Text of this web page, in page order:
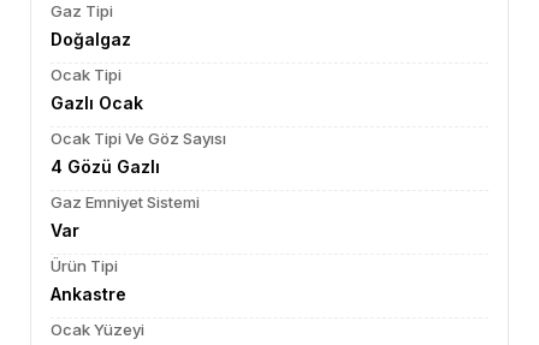
Gaz Tipi
Doğalgaz
Ocak Tipi
Gazlı Ocak
Ocak Tipi Ve Göz Sayısı
4 Gözü Gazlı
Gaz Emniyet Sistemi
Var
Ürün Tipi
Ankastre
Ocak Yüzeyi